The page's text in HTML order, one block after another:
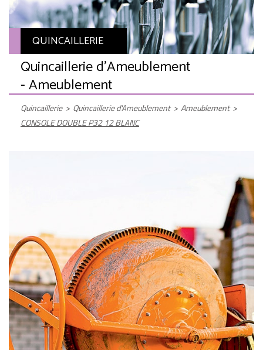
QUINCAILLERIE
Quincaillerie d'Ameublement
- Ameublement
Quincaillerie > Quincaillerie d'Ameublement > Ameublement >
CONSOLE DOUBLE P32 12 BLANC